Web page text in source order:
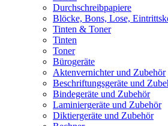
Durchschreibpapiere
Blöcke, Bons, Lose,
Tinten & Toner
Tinten
Toner
Bürogeräte
Aktenvernichter und Zubehör
Beschriftungsgeräte und
Bindegeräte und Zubehör
Laminiergeräte und Zubehör
Diktiergeräte und Zubehör